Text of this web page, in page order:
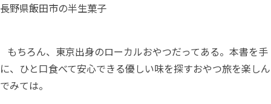
長野県飯田市の半生菓子
もちろん、東京出身のローカルおやつだってある。本書を手
に、ひと口食べて安心できる優しい味を探すおやつ旅を楽しん
でみては。